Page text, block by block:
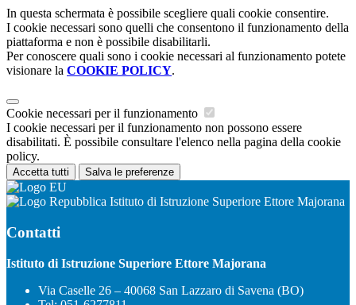
In questa schermata è possibile scegliere quali cookie consentire.
I cookie necessari sono quelli che consentono il funzionamento della
piattaforma e non è possibile disabilitarli.
Per conoscere quali sono i cookie necessari al funzionamento potete
visionare la COOKIE POLICY.
Cookie necessari per il funzionamento
I cookie necessari per il funzionamento non possono essere
disabilitati. È possibile consultare l'elenco nella pagina della cookie
policy.
Accetta tutti Salva le preferenze
Istituto di Istruzione Superiore Ettore Majorana
Contatti
Istituto di Istruzione Superiore Ettore Majorana
Via Caselle 26 – 40068 San Lazzaro di Savena (BO)